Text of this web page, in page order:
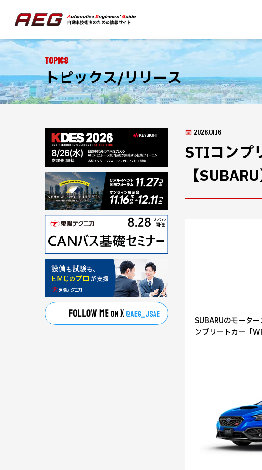
Topics
トピックス/リリース
2026.01.16
STIコンプ
【SUBARU
SUBARUのモータ
ンプリートカー「